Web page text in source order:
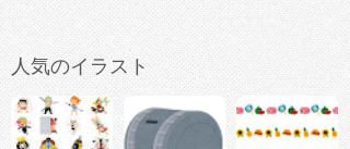
人気のイラスト